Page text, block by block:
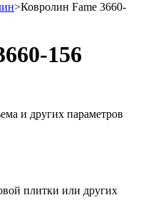
>Ковролин Fame 3660-
156
и других параметров
плитки или других